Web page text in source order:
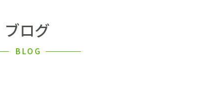
別 荘
ブログ
BLOG